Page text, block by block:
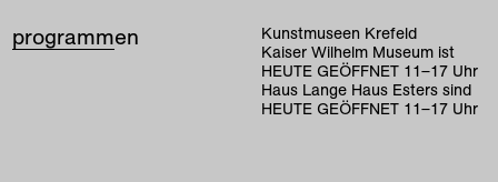
programmen
Kunstmuseen Krefeld
Kaiser Wilhelm Museum ist
HEUTE GEÖFFNET 11–17 Uhr
Haus Lange Haus Esters sind
HEUTE GEÖFFNET 11–17 Uhr